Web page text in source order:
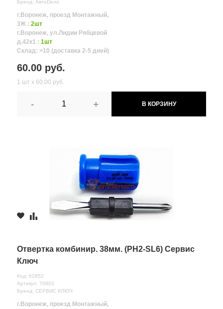
Бренд: АвтоDело
г.Воронеж, проезд Монтажный,
3Ж : 2шт
г.Воронеж, ул.Лидии Рябцевой
д.42к1 : 1шт
Склад: >10 (доставка 2-5 дней)
60.00 руб.
1 шт х 60.00 руб.
- + В КОРЗИНУ
Отвертка комбинир. 38мм. (PH2-SL6) Сервис
Ключ
Код: 62852
Артикул: 70802
Бренд: СЕРВИС КЛЮЧ
г.Воронеж, проезд Монтажный,